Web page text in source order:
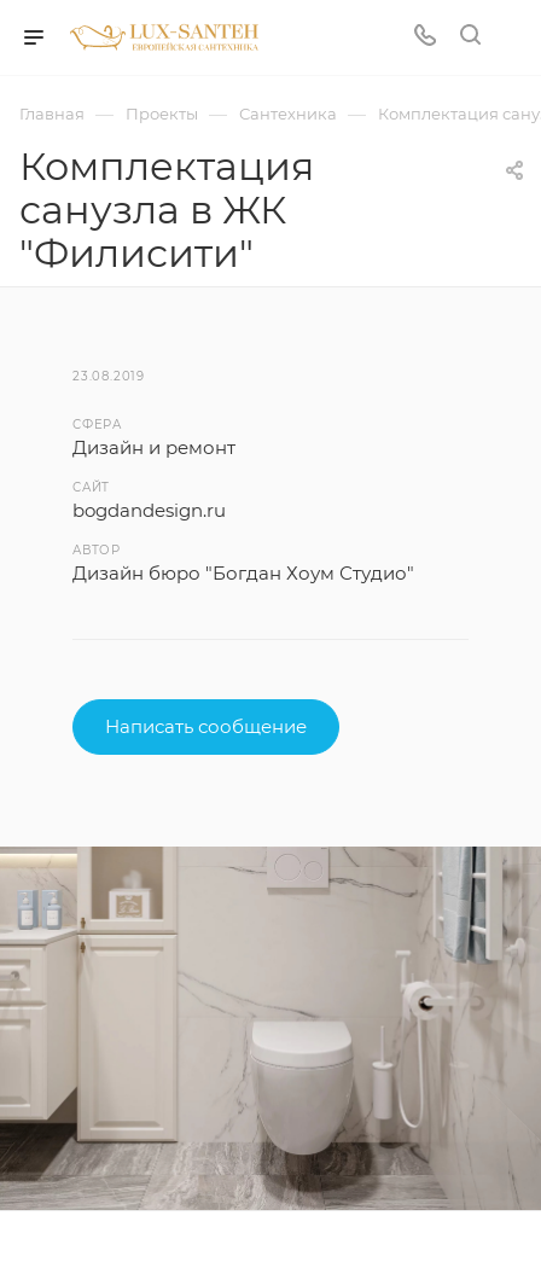
Главная — Проекты — Сантехника — Комплектация
Комплектация
санузла в ЖК
"Филисити"
23.08.2019
СФЕРА
Дизайн и ремонт
САЙТ
bogdandesign.ru
АВТОР
Дизайн бюро "Богдан Хоум Студио"
Написать сообщение